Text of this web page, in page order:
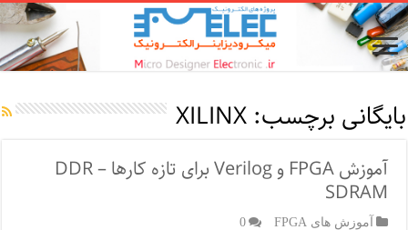
بایگانی برچسب:XILINX
آموزش FPGA و Verilog برای تازه کارها – DDR
SDRAM
آموزش های FPGA 0